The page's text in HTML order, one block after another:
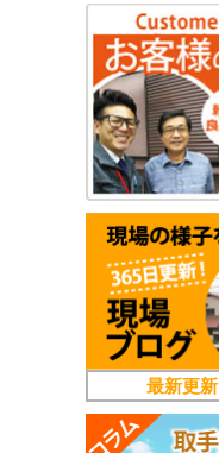
最新更新